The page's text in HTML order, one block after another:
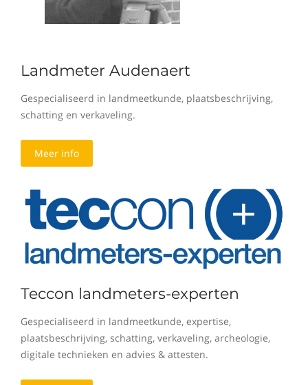
Landmeter Audenaert
Gespecialiseerd in landmeetkunde, plaatsbeschrijving,
schatting en verkaveling.
Meer info
Teccon landmeters-experten
Gespecialiseerd in landmeetkunde, expertise,
plaatsbeschrijving, schatting, verkaveling, archeologie,
digitale technieken en advies & attesten.